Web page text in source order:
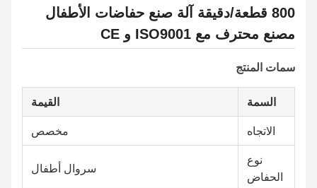
800 قطعة/دقيقة آلة صنع حفاضات الأطفال
مصنع محترف مع ISO9001 و CE
سمات المنتج
السمة القيمة
الاتجاه مخصص
نوع
الحفاض
سروال أطفال